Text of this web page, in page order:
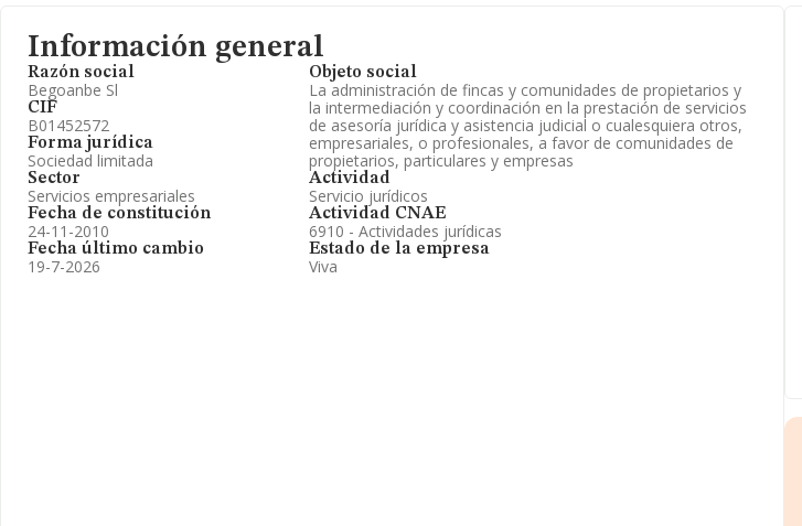
Información general
Razón social
Begoanbe Sl
CIF
B01452572
Forma jurídica
Sociedad limitada
Sector
Servicios empresariales
Fecha de constitución
24-11-2010
Fecha último cambio
19-7-2026
Objeto social
La administración de fincas y comunidades de propietarios y
la intermediación y coordinación en la prestación de servicios
de asesoría jurídica y asistencia judicial o cualesquiera otros,
empresariales, o profesionales, a favor de comunidades de
propietarios, particulares y empresas
Actividad
Servicio jurídicos
Actividad CNAE
6910 - Actividades jurídicas
Estado de la empresa
Viva